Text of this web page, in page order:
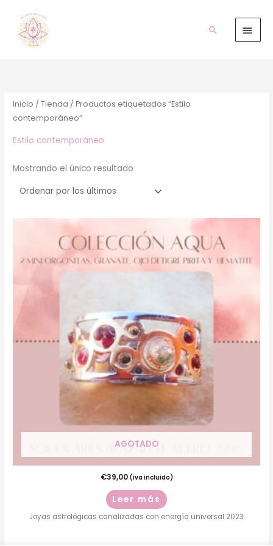
contenido
Buscar
Inicio /Tienda / Productos etiquetados “Estilo
contemporáneo”
Estilo contemporáneo
Mostrando el único resultado
AGOTADO
€39,00 (iva incluido)
Leer más
Joyas astrológicas canalizadas con energía universal 2023